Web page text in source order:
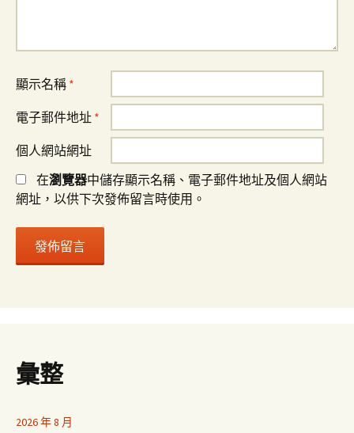
顯示名稱 *
電子郵件地址 *
個人網站網址
在瀏覽器中儲存顯示名稱、電子郵件地址及個人網站
網址，以供下次發佈留言時使用。
彙整
2026 年 8 月